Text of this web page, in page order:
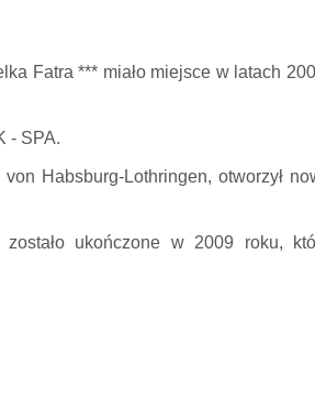
Fatra *** miało miejsce w latach
- SPA.
Habsburg-Lothringen, otworzył
ukończone w 2009 roku,